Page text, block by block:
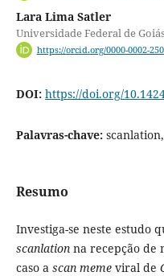
Lara Lima Satler
Universidade Federal de
https://orcid.org/0000-0002-
DOI: https://doi.org/
Palavras-chave:
Resumo
Investiga-se neste estudo
scanlation na recepção de
caso a scan memeviral de